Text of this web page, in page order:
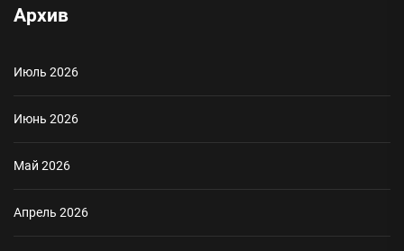
Архив
Июль 2026
Июнь 2026
Май 2026
Апрель 2026